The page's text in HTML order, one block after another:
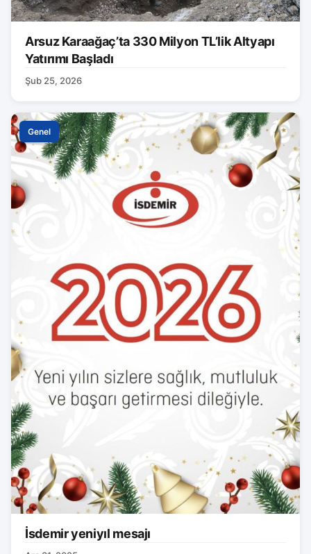
Arsuz Karaağaç’ta 330 Milyon TL’lik Altyapı
Yatırımı Başladı
Şub 25, 2026
Genel
İsdemir yeniyıl mesajı